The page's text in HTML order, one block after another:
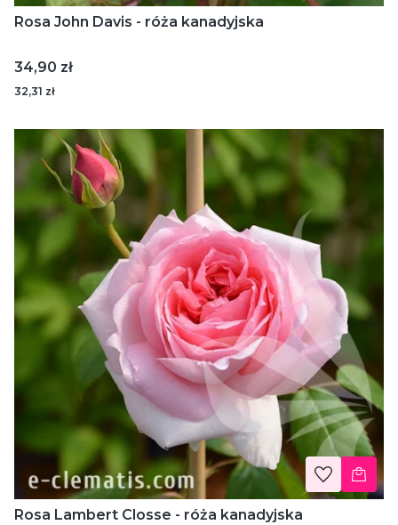
Rosa John Davis - róża kanadyjska
Cena
34,90 zł
32,31 zł
Rosa Lambert Closse - róża kanadyjska